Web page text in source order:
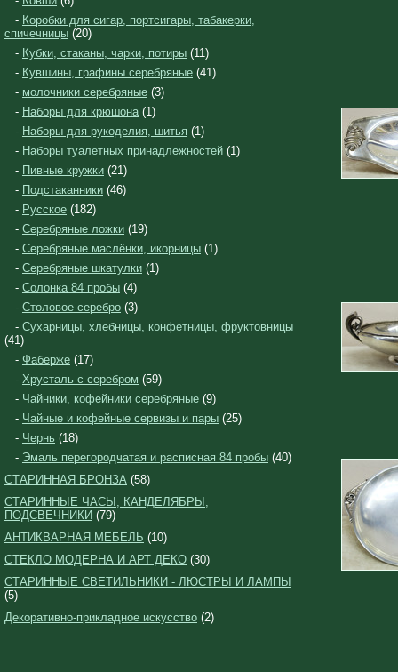
- Коробки для сигар, портсигары, табакерки,
спичечницы (20)
- Кубки, стаканы, чарки, потиры (11)
- Кувшины, графины серебряные (41)
- молочники серебряные (3)
- Наборы для крюшона(1)
- Наборы для рукоделия, шитья (1)
- Наборы туалетных принадлежностей (1)
- Пивные кружки (21)
- Подстаканники (46)
- Русское (182)
- Серебряные ложки (19)
- Серебряные маслёнки, икорницы (1)
- Серебряные шкатулки (1)
- Солонка 84 пробы (4)
- Столовое серебро (3)
- Сухарницы, хлебницы, конфетницы, фруктовницы
(41)
- Фаберже (17)
- Хрусталь с серебром (59)
- Чайники, кофейники серебряные (9)
- Чайные и кофейные сервизы и пары (25)
- Чернь (18)
- Эмаль перегородчатая и расписная 84 пробы (40)
СТАРИННАЯ БРОНЗА (58)
СТАРИННЫЕ ЧАСЫ, КАНДЕЛЯБРЫ,
ПОДСВЕЧНИКИ (79)
АНТИКВАРНАЯ МЕБЕЛЬ (10)
СТЕКЛО МОДЕРНА И АРТ ДЕКО (30)
СТАРИННЫЕ СВЕТИЛЬНИКИ - ЛЮСТРЫ И ЛАМПЫ
(5)
Декоративно-прикладное искусство (2)